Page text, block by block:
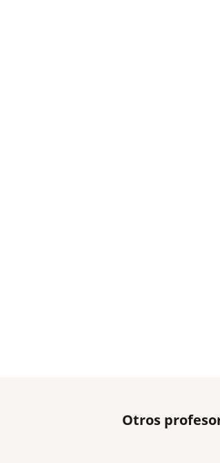
Otros